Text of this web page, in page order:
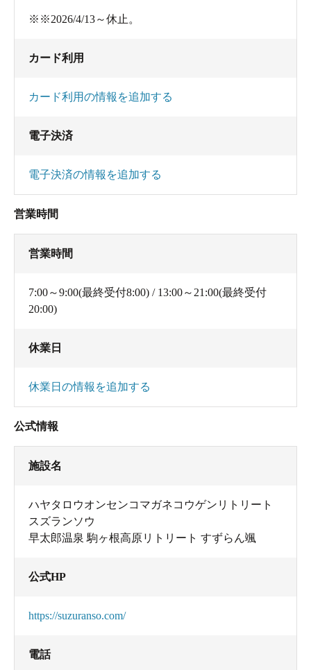
※※2026/4/13～休止。
カード利用
カード利用の情報を追加する
電子決済
電子決済の情報を追加する
営業時間
営業時間
7:00～9:00(最終受付8:00) / 13:00～21:00(最終受付
20:00)
休業日
休業日の情報を追加する
公式情報
施設名
ハヤタロウオンセンコマガネコウゲンリトリート
スズランソウ
早太郎温泉 駒ヶ根高原リトリート すずらん颯
公式HP
https://suzuranso.com/
電話